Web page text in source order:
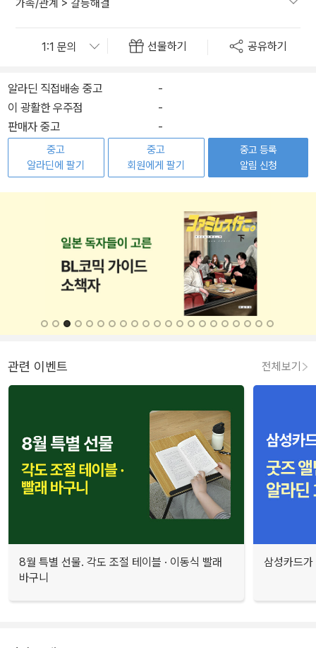
가족/관계 > 갈등해결
선물하기 공유하기
알라딘 직접배송 중고
-
이 광활한 우주점
-
판매자 중고
-
중고
알라딘에 팔기
중고
회원에게 팔기
중고 등록
알림 신청
관련 이벤트 전체보기
8월 특별 선물. 각도 조절 테이블 · 이동식 빨래
바구니
삼성카드